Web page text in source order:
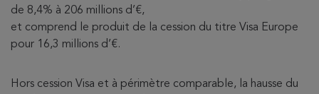
de 8,4% à 206 millions d’€,
et comprend le produit de la cession du titre Visa Europe
pour 16,3 millions d’€.
Hors cession Visa et à périmètre comparable, la hausse du